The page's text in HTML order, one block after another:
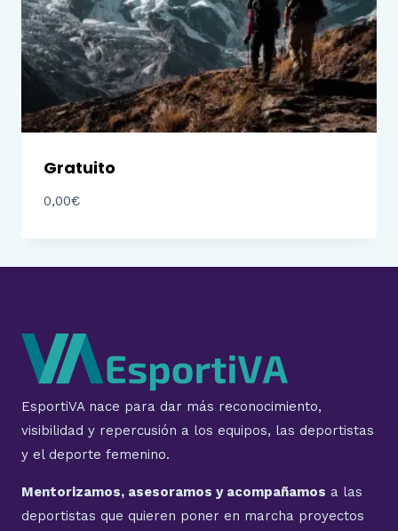
Gratuito
0,00€
EsportiVA nace para dar más reconocimiento,
visibilidad y repercusión a los equipos, las deportistas
y el deporte femenino.
Mentorizamos, asesoramos y acompañamos a las
deportistas que quieren poner en marcha proyectos